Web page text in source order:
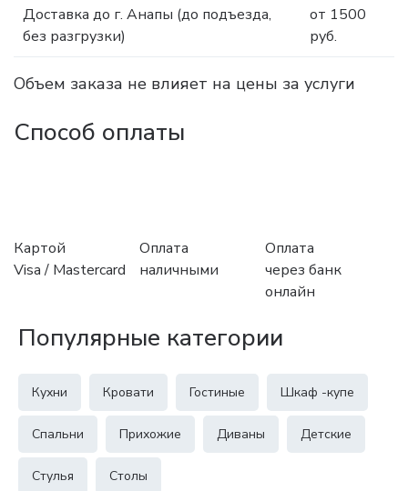
Доставка до г. Анапы (до подъезда,
без разгрузки)
от 1500
руб.
Объем заказа не влияет на цены за услуги
Способ оплаты
Картой
Visa / Mastercard
Оплата
наличными
Оплата
через банк
онлайн
Популярные категории
Кухни Кровати Гостиные Шкаф -купе
Спальни Прихожие Диваны Детские
Стулья Столы